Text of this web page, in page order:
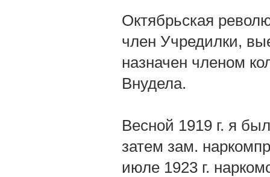
Октябрьская
член Учредилки,
назначен членом
Внудела.
Весной 1919 г. я
затем зам.
июле 1923 г.